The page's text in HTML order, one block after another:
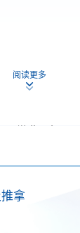
网上付款）方
用卡户口。
阅读更多
拿